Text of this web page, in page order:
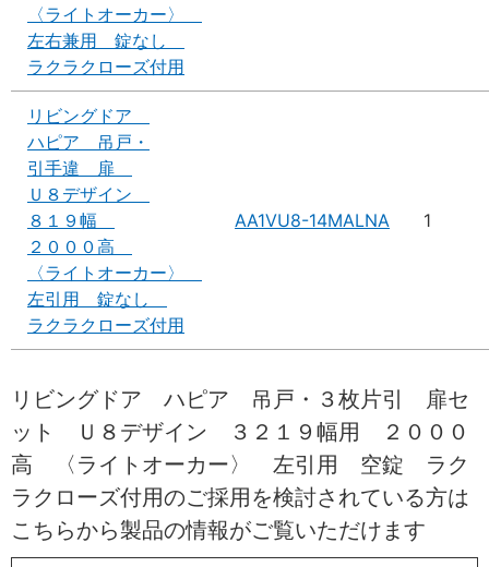
〈ライトオーカー〉
左右兼用 錠なし
ラクラクローズ付用
リビングドア
ハピア 吊戸・
引手違 扉
Ｕ８デザイン
８１９幅
２０００高
〈ライトオーカー〉
左引用 錠なし
ラクラクローズ付用
AA1VU8-14MALNA 1
リビングドア ハピア 吊戸・３枚片引 扉セ
ット Ｕ８デザイン ３２１９幅用 ２０００
高 〈ライトオーカー〉 左引用 空錠 ラク
ラクローズ付用のご採用を検討されている方は
こちらから製品の情報がご覧いただけます